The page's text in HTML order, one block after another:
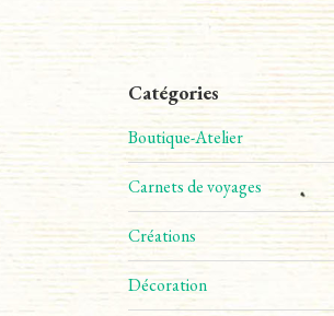
Catégories
Boutique-Atelier
Carnets de voyages
Créations
Décoration